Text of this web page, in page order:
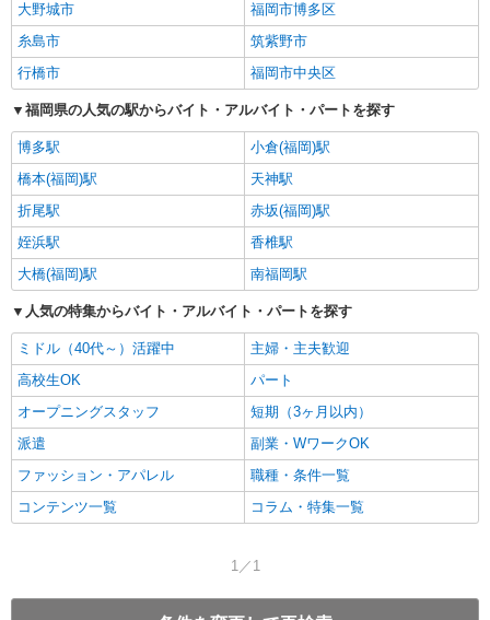
大野城市
福岡市博多区
糸島市
筑紫野市
行橋市
福岡市中央区
福岡県の人気の駅からバイト・アルバイト・パートを探す
博多駅
小倉(福岡)駅
橋本(福岡)駅
天神駅
折尾駅
赤坂(福岡)駅
姪浜駅
香椎駅
大橋(福岡)駅
南福岡駅
人気の特集からバイト・アルバイト・パートを探す
ミドル（40代～）活躍中
主婦・主夫歓迎
高校生OK
パート
オープニングスタッフ
短期（3ヶ月以内）
派遣
副業・WワークOK
ファッション・アパレル
職種・条件一覧
コンテンツ一覧
コラム・特集一覧
1／1